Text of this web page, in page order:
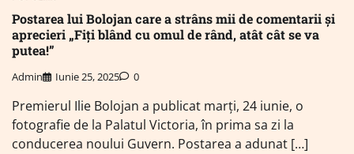
Postarea lui Bolojan care a strâns mii de comentarii și
aprecieri „Fiți blând cu omul de rând, atât cât se va
putea!”
Admin Iunie 25, 2025 0
Premierul Ilie Bolojan a publicat marți, 24 iunie, o
fotografie de la Palatul Victoria, în prima sa zi la
conducerea noului Guvern. Postarea a adunat […]